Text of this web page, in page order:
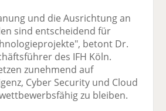
und die Ausrichtung an
sind entscheidend für
betont Dr.
des IFH Köln.
zunehmend auf
Cyber Security und Cloud
zu bleiben.